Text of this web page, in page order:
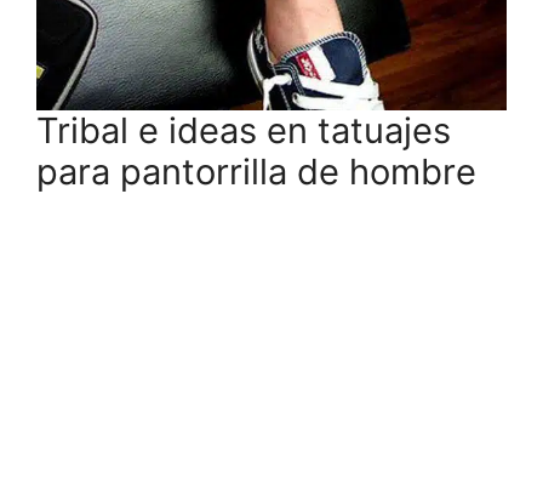
Tribal e ideas en tatuajes
para pantorrilla de hombre